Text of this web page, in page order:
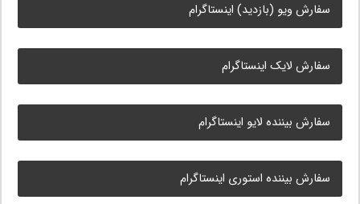
سفارش ویو (بازدید) اینستاگرام
سفارش لایک اینستاگرام
سفارش بیننده لایو اینستاگرام
سفارش بیننده استوری اینستاگرام